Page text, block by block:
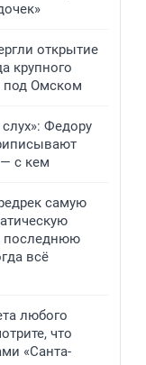
открытие
крупного
под Омском
Федору
с кем
самую
последнюю
всё
любого
что
«Санта-